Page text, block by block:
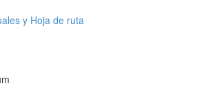
y Hoja de ruta